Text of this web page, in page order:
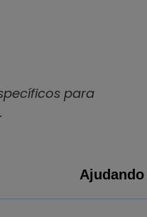
para